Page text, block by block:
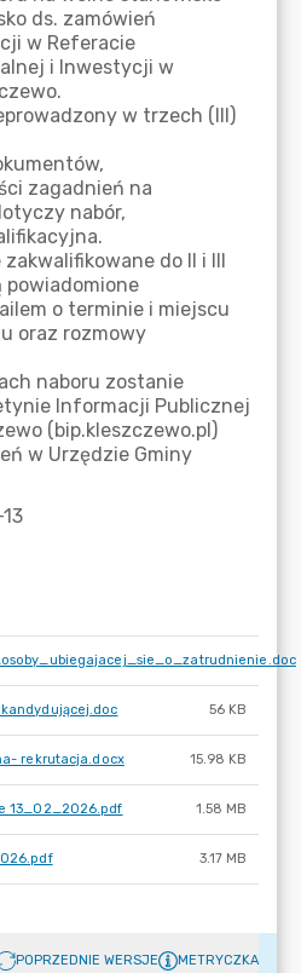
56 KB
rekrutacja.docx 15.98 KB
13_02_2026.pdf 1.58 MB
3.17 MB
POPRZEDNIE WERSJE METRYCZKA